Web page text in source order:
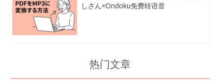
しさん×Ondoku免费转语音
热门文章